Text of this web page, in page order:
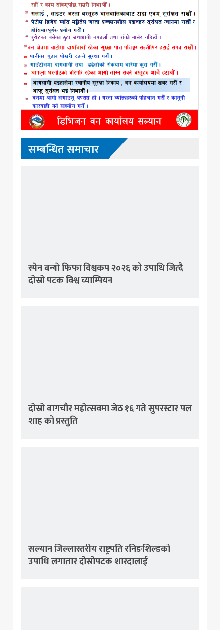
सम्बन्धित समाचार
स्पेन बन्याे फिफा विश्वकप २०२६ को उपाधि जित्दै
दोस्रो पटक विश्व च्याम्पियन
दोस्रो बागचौर महोत्सवमा जेठ १६ गते सुपरस्टार पल
शाह को प्रस्तुति
सल्यान जिल्लास्तरीय राष्ट्रपति रनिङशिल्डको
उपाधि लगातार दोस्रोपटक शारदालाई